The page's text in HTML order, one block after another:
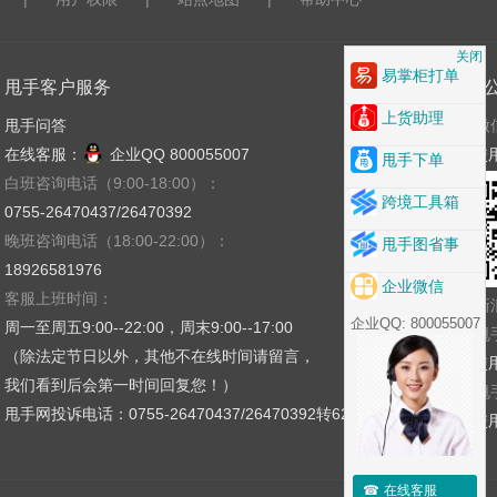
甩手客户服务
甩手问答
在线客服：
企业QQ 800055007
白班咨询电话（9:00-18:00）：
0755-26470437/26470392
晚班咨询电话（18:00-22:00）：
18926581976
客服上班时间：
周一至周五9:00--22:00，周末9:00--17:00
（除法定节日以外，其他不在线时间请留言，
我们看到后会第一时间回复您！）
甩手网投诉电话：0755-26470437/26470392转621
关注
甩
关闭
易掌柜打单
上货助理
甩手下单
跨境工具箱
甩手图省事
企业微信
企业QQ: 800055007
☎ 在线客服